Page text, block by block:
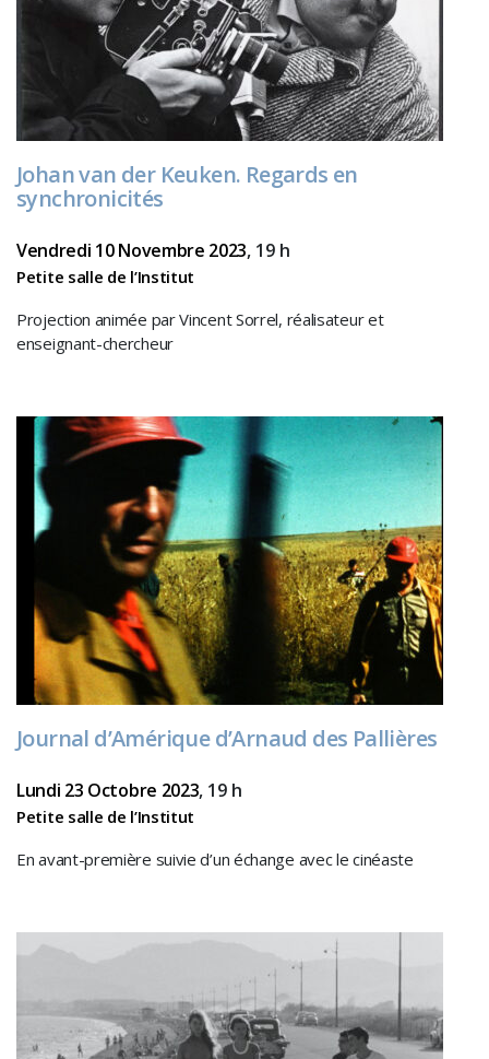
Johan van der Keuken. Regards en
synchronicités
Vendredi 10 Novembre 2023, 19 h
Petite salle de l’Institut
Projection animée par Vincent Sorrel, réalisateur et
enseignant-chercheur
Journal d’Amérique d’Arnaud des Pallières
Lundi 23 Octobre 2023, 19 h
Petite salle de l’Institut
En avant-première suivie d’un échange avec le cinéaste